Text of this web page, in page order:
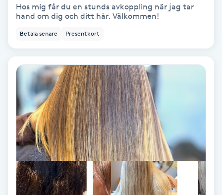
Psoriasis
Radiofrekvens
Rakning
Reflexologi
Hos mig får du en stunds avkoppling när jag tar
hand om dig och ditt hår. Välkommen!
Betala senare Presentkort